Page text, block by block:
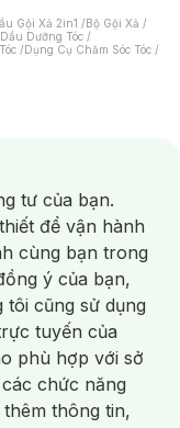
Gội Xả 2in1 /Bộ Gội Xả /
Dưỡng Tóc /
/Dụng Cụ Chăm Sóc Tóc /
/Nước Rửa Tay/
Điện/
Nước Súc Miệng/
/Dưỡng Vùng Kín/
Cạo Râu /Dao Cạo Râu/
/ Da Mụn/
Nhang
Mặt Máy Chăm Sóc Da
tư của bạn.
để vận hành
cùng bạn trong
ý của bạn,
cũng sử dụng
tuyến của
phù hợp với sở
chức năng
thông tin,